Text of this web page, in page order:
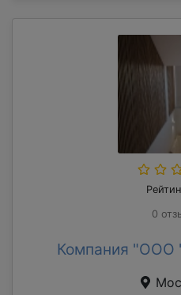
0
Компания "ООО